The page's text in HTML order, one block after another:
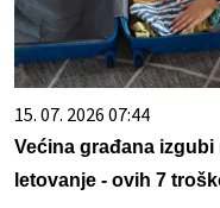
15. 07. 2026 07:44
Većina građana
letovanje - ovih 7